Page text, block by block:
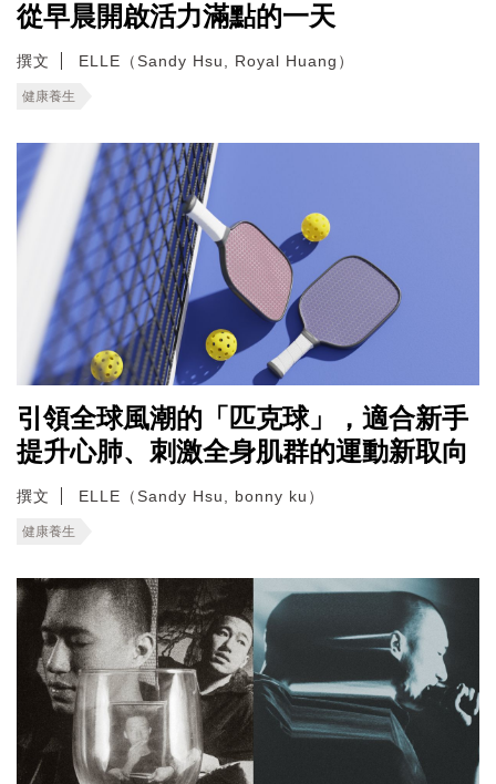
從早晨開啟活力滿點的一天
撰文 ELLE（Sandy Hsu, Royal Huang）
健康養生
引領全球風潮的「匹克球」，適合新手
提升心肺、刺激全身肌群的運動新取向
撰文 ELLE（Sandy Hsu, bonny ku）
健康養生